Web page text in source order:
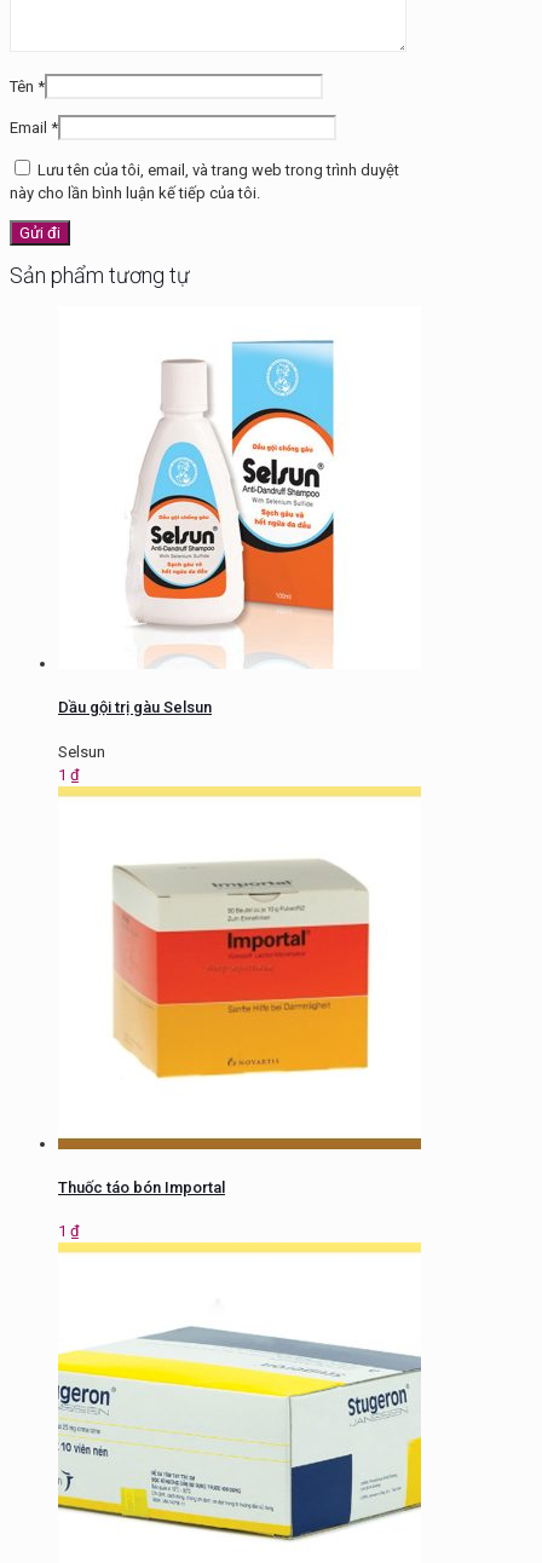
Tên *
Email *
Lưu tên của tôi, email, và trang web trong trình duyệt
này cho lần bình luận kế tiếp của tôi.
Sản phẩm tương tự
Dầu gội trị gàu Selsun
Selsun
1 ₫
Thuốc táo bón Importal
1 ₫